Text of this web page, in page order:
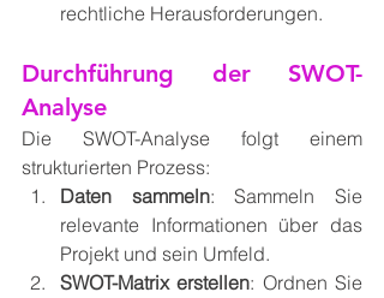
rechtliche Herausforderungen.
Durchführung der SWOT-
Analyse
Die SWOT-Analyse folgt einem
strukturierten Prozess:
Daten sammeln: Sammeln Sie
relevante Informationen über das
Projekt und sein Umfeld.
SWOT-Matrix erstellen: Ordnen Sie